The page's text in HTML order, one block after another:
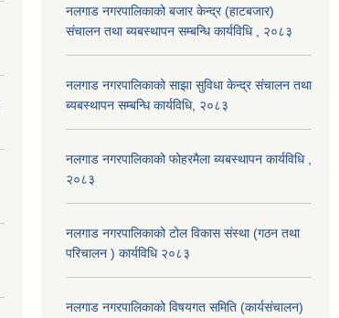
नलगाड नगरपालिकाको बजार केन्द्र (हाटबजार)
संचालन तथा ब्यबस्थापन सम्बन्धि कार्यविधि , २०८३
नलगाड नगरपालिकाको साझा सुविधा केन्द्र संचालन तथा
ब्यबस्थापन सम्बन्धि कार्यविधि, २०८३
नलगाड नगरपालिकाको फोहरमैला ब्यबस्थापन कार्यविधि ,
२०८३
नलगाड नगरपालिकाको टोल विकास संस्था (गठन तथा
परिचालन ) कार्यविधि २०८३
नलगाड नगरपालिकाको विषयगत समिति (कार्यसंचालन)